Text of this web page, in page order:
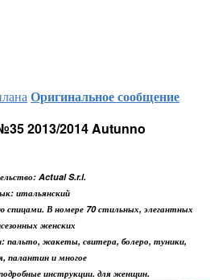
Оригинальное сообщение
2013/2014 Autunno
Actual S.r.l.
итальянский
спицами. В номере 70 стильных, элегантных
женских
пальто, жакеты, свитера, болеро, туники,
палантин и многое
инструкции. для женщин.